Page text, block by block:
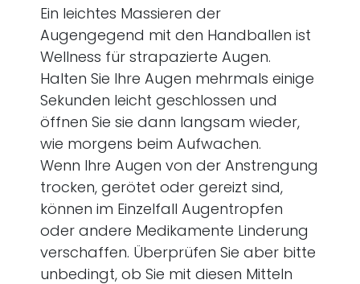
Ein leichtes Massieren der
Augengegend mit den Handballen ist
Wellness für strapazierte Augen.
Halten Sie Ihre Augen mehrmals einige
Sekunden leicht geschlossen und
öffnen Sie sie dann langsam wieder,
wie morgens beim Aufwachen.
Wenn Ihre Augen von der Anstrengung
trocken, gerötet oder gereizt sind,
können im Einzelfall Augentropfen
oder andere Medikamente Linderung
verschaffen. Überprüfen Sie aber bitte
unbedingt, ob Sie mit diesen Mitteln